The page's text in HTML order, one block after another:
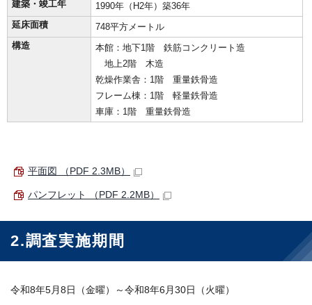
建築・竣工年
1990年（H2年）築36年
延床面積
748平方メートル
構造
本館：地下1階 鉄筋コンクリート造
地上2階 木造
乾燥作業舎：1階 重量鉄骨造
フレーム棟：1階 軽量鉄骨造
車庫：1階 重量鉄骨造
平面図 （PDF 2.3MB）
パンフレット （PDF 2.2MB）
2.調査実施期間
令和8年5月8日（金曜）～令和8年6月30日（火曜）